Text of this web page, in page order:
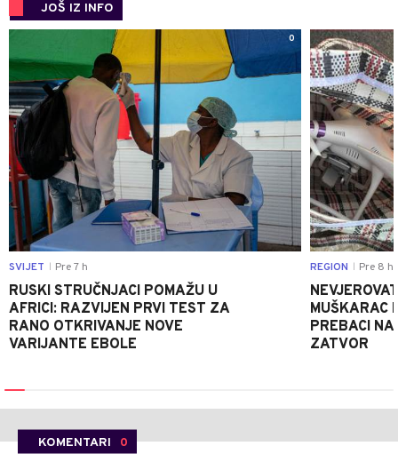
JOŠ IZ INFO
0
SVIJET Pre 7 h
RUSKI STRUČNJACI POMAŽU U
AFRICI: RAZVIJEN PRVI TEST ZA
RANO OTKRIVANJE NOVE
VARIJANTE EBOLE
REGION Pre 8 h
MUŠKARAC
PREBACI
ZATVOR
KOMENTARI 0